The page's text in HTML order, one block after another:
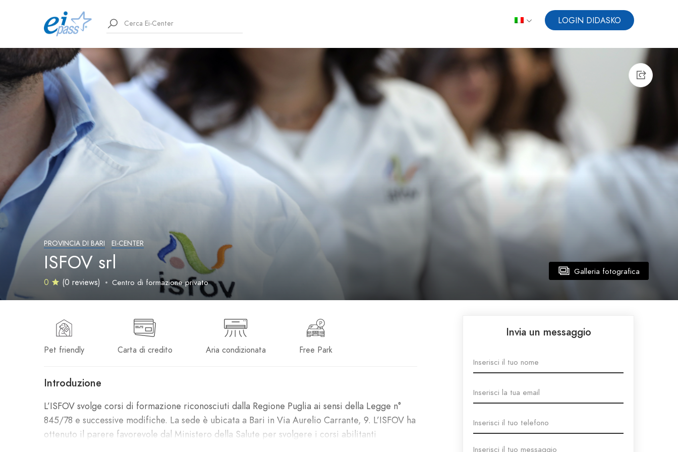
LOGIN DIDASKO
Galleria fotografica
PROVINCIA DI BARI EI-CENTER
ISFOV srl
0 (0 reviews) Centro di formazione privato
Pet friendly Carta di credito Aria condizionata Free Park
Introduzione
L’ISFOV svolge corsi di formazione riconosciuti dalla Regione Puglia ai sensi della Legge n°
845/78 e successive modifiche. La sede è ubicata a Bari in Via Aurelio Carrante, 9. L’ISFOV ha
ottenuto il parere favorevole dal Ministero della Salute per svolgere i corsi abilitanti
Invia un messaggio